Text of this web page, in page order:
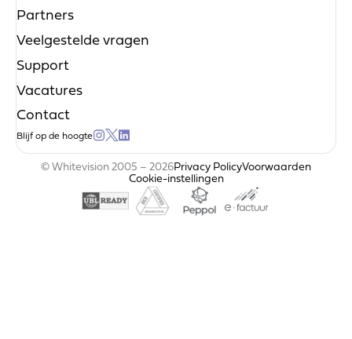
Partners
Veelgestelde vragen
Support
Vacatures
Contact
Blijf op de hoogte
© Whitevision 2005 – 2026Privacy PolicyVoorwaarden
Cookie-instellingen